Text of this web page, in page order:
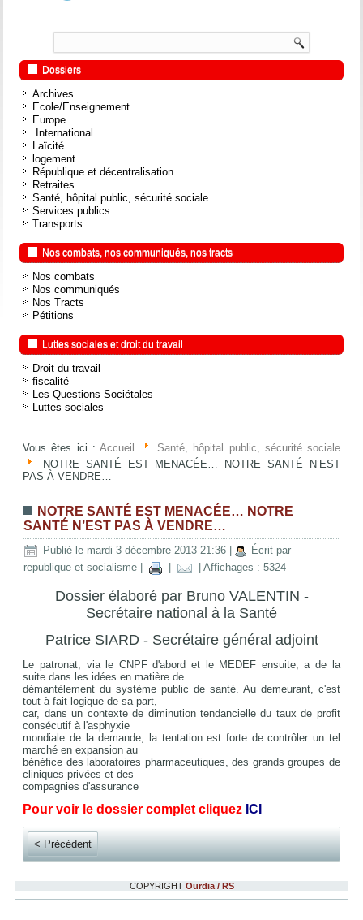
Dossiers
Archives
Ecole/Enseignement
Europe
International
Laïcité
logement
République et décentralisation
Retraites
Santé, hôpital public, sécurité sociale
Services publics
Transports
Nos combats, nos communiqués, nos tracts
Nos combats
Nos communiqués
Nos Tracts
Pétitions
Luttes sociales et droit du travail
Droit du travail
fiscalité
Les Questions Sociétales
Luttes sociales
Vous êtes ici : Accueil
Santé, hôpital public, sécurité sociale
NOTRE SANTÉ EST MENACÉE… NOTRE SANTÉ N’EST
PAS À VENDRE…
NOTRE SANTÉ EST MENACÉE… NOTRE
SANTÉ N’EST PAS À VENDRE…
Publié le mardi 3 décembre 2013 21:36
Écrit par
republique et socialisme
| Affichages : 5324
Dossier élaboré par Bruno VALENTIN -
Secrétaire national à la Santé
Patrice SIARD - Secrétaire général adjoint
Le patronat, via le CNPF d'abord et le MEDEF ensuite, a de la
suite dans les idées en matière de
démantèlement du système public de santé. Au demeurant, c'est
tout à fait logique de sa part,
car, dans un contexte de diminution tendancielle du taux de profit
consécutif à l'asphyxie
mondiale de la demande, la tentation est forte de contrôler un tel
marché en expansion au
bénéfice des laboratoires pharmaceutiques, des grands groupes de
cliniques privées et des
compagnies d'assurance
Pour voir le dossier complet cliquez ICI
< Précédent
COPYRIGHT Ourdia / RS